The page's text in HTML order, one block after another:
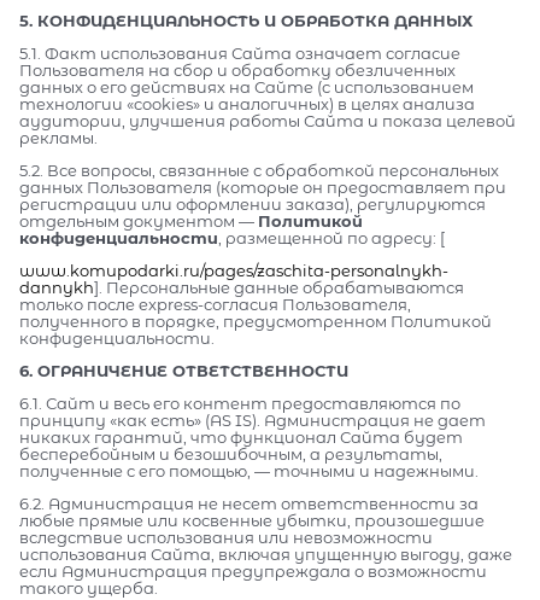
5. КОНФИДЕНЦИАЛЬНОСТЬ И ОБРАБОТКА ДАННЫХ
5.1. Факт использования Сайта означает согласие
Пользователя на сбор и обработку обезличенных
данных о его действиях на Сайте (с использованием
технологии «cookies» и аналогичных) в целях анализа
аудитории, улучшения работы Сайта и показа целевой
рекламы.
5.2. Все вопросы, связанные с обработкой персональных
данных Пользователя (которые он предоставляет при
регистрации или оформлении заказа), регулируются
отдельным документом — Политикой
конфиденциальности, размещенной по адресу: [
www.komupodarki.ru/pages/zaschita-personalnykh-
dannykh]. Персональные данные обрабатываются
только после express-согласия Пользователя,
полученного в порядке, предусмотренном Политикой
конфиденциальности.
6. ОГРАНИЧЕНИЕ ОТВЕТСТВЕННОСТИ
6.1. Сайт и весь его контент предоставляются по
принципу «как есть» (AS IS). Администрация не дает
никаких гарантий, что функционал Сайта будет
бесперебойным и безошибочным, а результаты,
полученные с его помощью, — точными и надежными.
6.2. Администрация не несет ответственности за
любые прямые или косвенные убытки, произошедшие
вследствие использования или невозможности
использования Сайта, включая упущенную выгоду, даже
если Администрация предупреждала о возможности
такого ущерба.